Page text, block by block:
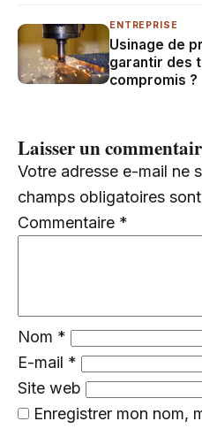
ENTREPRISE
Usinage de
garantir des
compromis ?
Laisser un
Votre adresse e-mail ne
champs obligatoires
Commentaire *
Nom *
E-mail *
Site web
Enregistrer mon nom,